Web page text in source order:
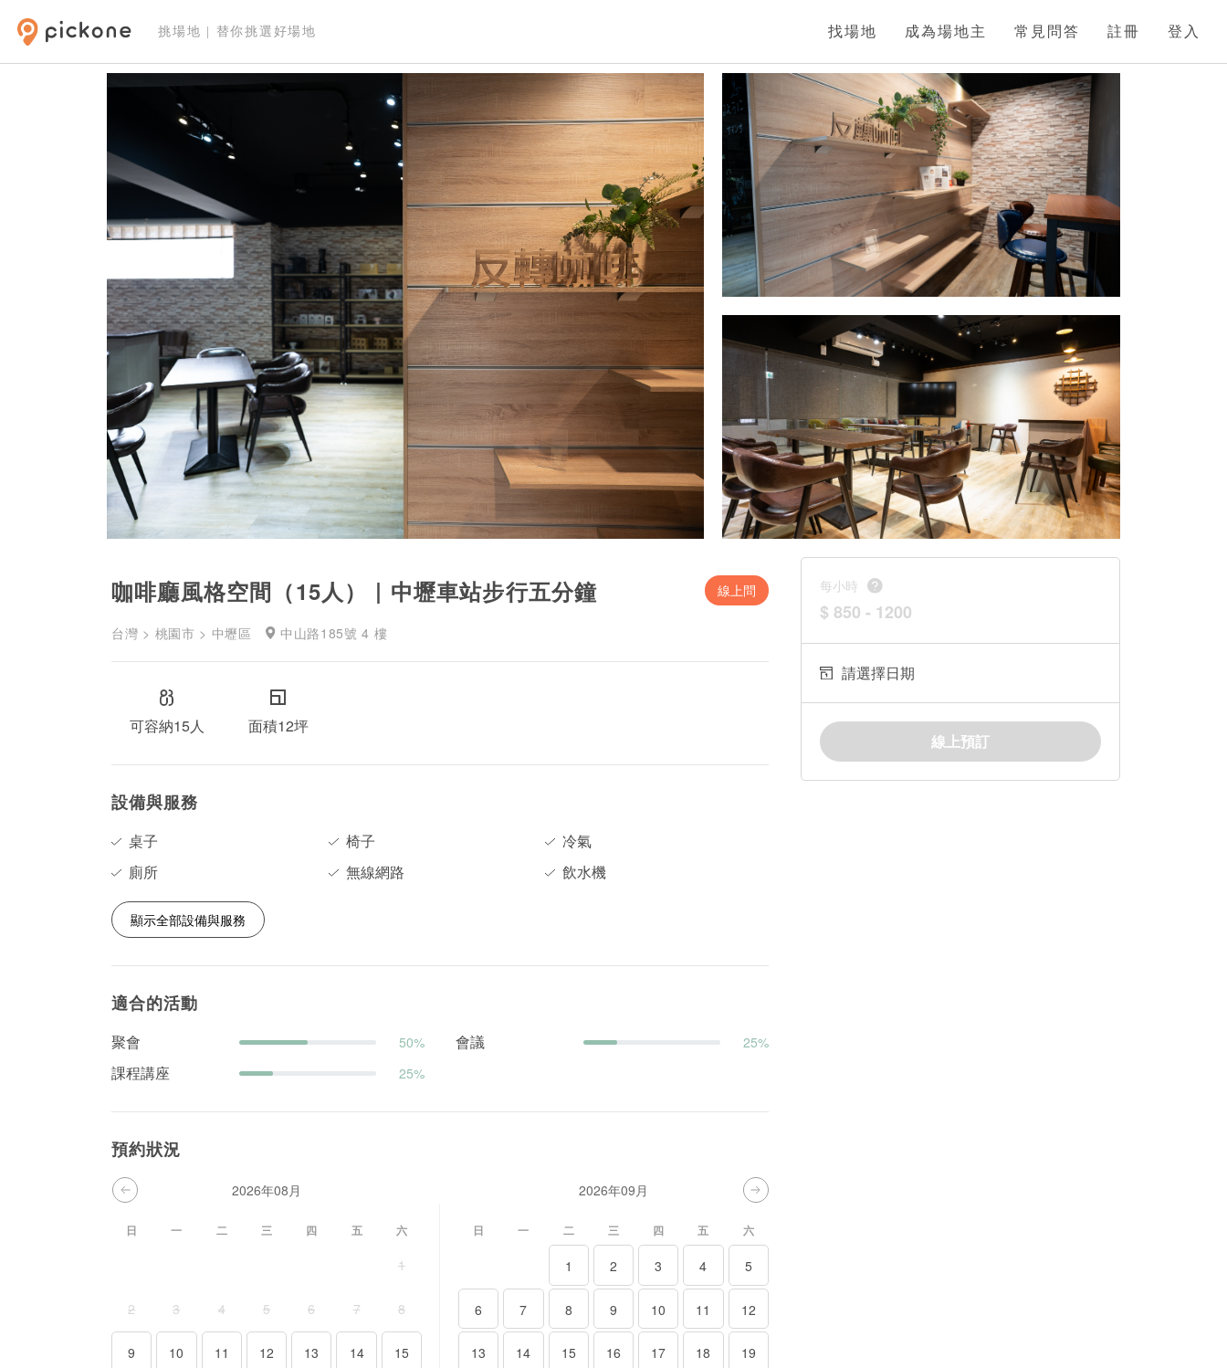
挑場地 | 替你挑選好場地 找場地 成為場地主 常見問答 註冊 登入
咖啡廳風格空間（15人）｜中壢車站步行五分鐘 線上問
台灣 > 桃園市 > 中壢區 中山路185號 4 樓
可容納15人 面積12坪
設備與服務
桌子 椅子
冷氣
廁所
無線網路 飲水機
顯示全部設備與服務
適合的活動
聚會 50% 會議 25%
課程講座 25%
預約狀況
2026年08月
日 一 二 三 四 五 六
2026年09月
日 一 二 三 四 五 六
每小時
$ 850 - 1200
請選擇日期
線上預訂